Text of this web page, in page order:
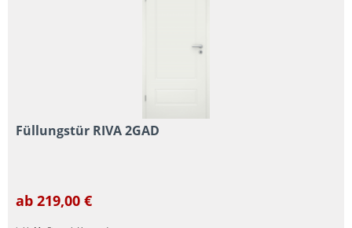
Füllungstür RIVA 2GAD
ab 219,00 €